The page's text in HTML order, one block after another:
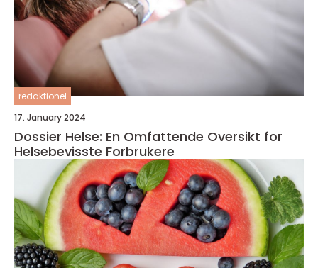
redaktionel
17. January 2024
Dossier Helse: En Omfattende Oversikt for
Helsebevisste Forbrukere